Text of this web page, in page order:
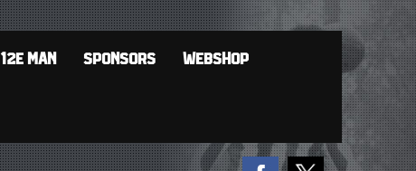
12E MAN SPONSORS WEBSHOP